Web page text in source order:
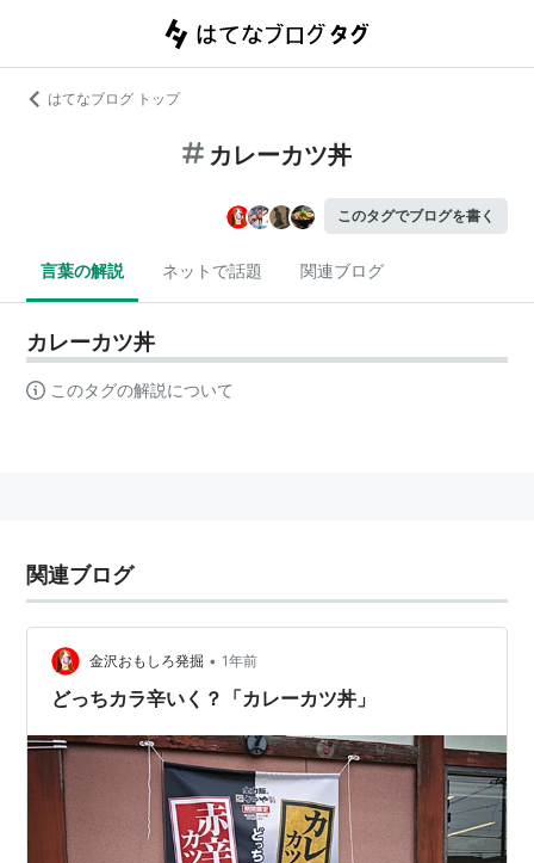
はてなブログ トップ
カレーカツ丼
このタグでブログを書く
言葉の解説 ネットで話題 関連ブログ
カレーカツ丼
このタグの解説について
関連ブログ
金沢おもしろ発掘 • 1年前
どっちカラ辛いく？「カレーカツ丼」